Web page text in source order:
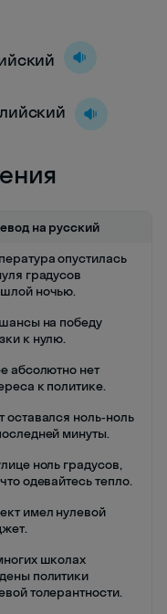
на русский
опустилась
градусов
ночью.
на победу
к нулю.
абсолютно нет
к политике.
оставался ноль-ноль
минуты.
ноль градусов,
одевайтесь тепло.
имел нулевой
школах
политики
толерантности.